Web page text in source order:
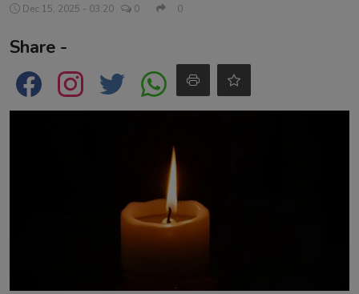
Matrimonial
Event
Contact
Dec 15, 2025 - 03:20 0 0
Share -